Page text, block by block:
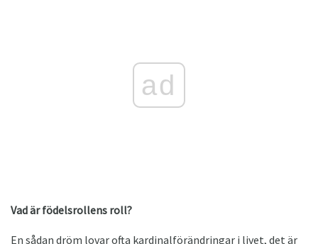
ad
Vad är födelsrollens roll?
En sådan dröm lovar ofta kardinalförändringar i livet, det är